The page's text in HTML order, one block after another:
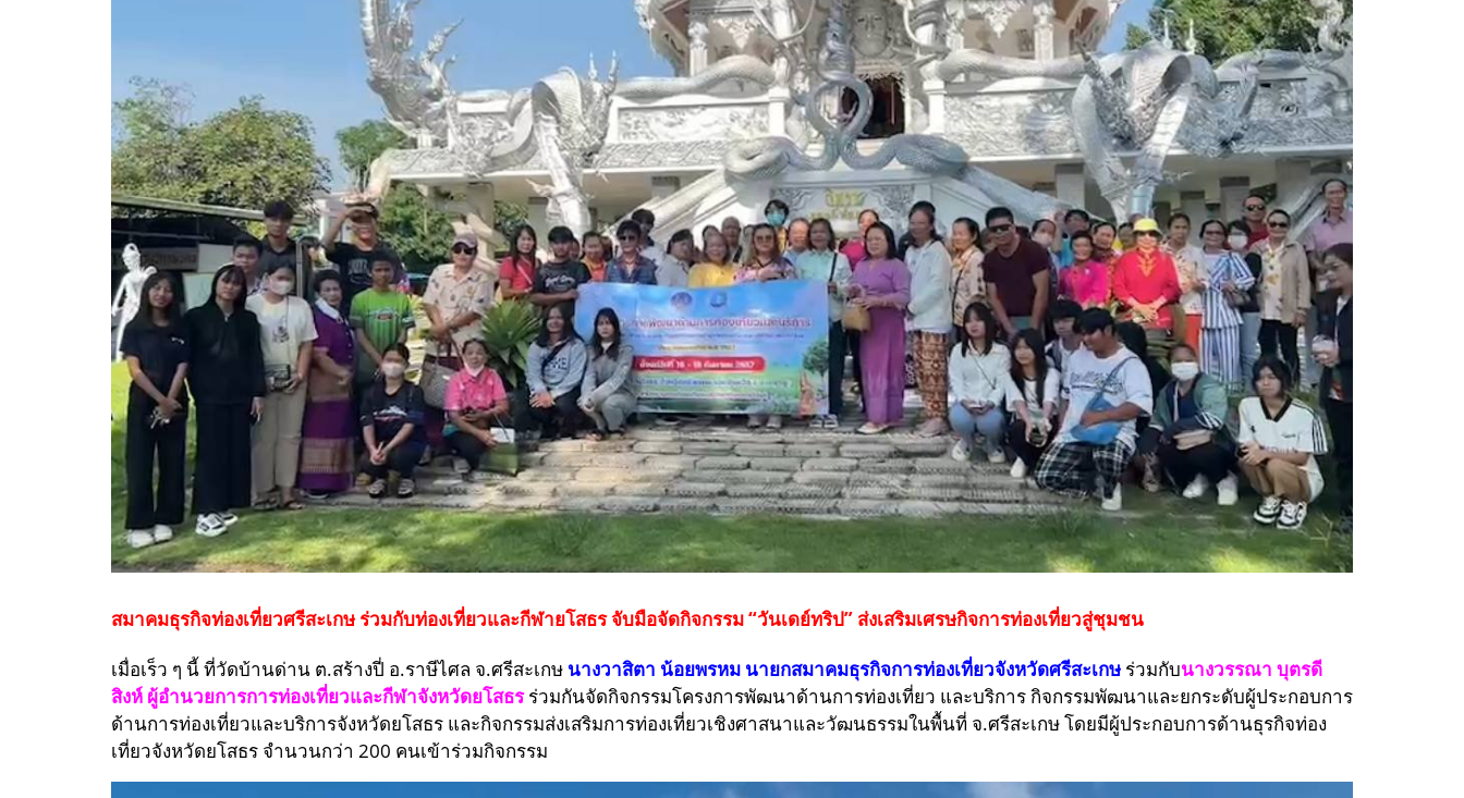
สมาคมธุรกิจท่องเที่ยวศรีสะเกษ ร่วมกับท่องเที่ยวและกีฬายโสธร จับมือจัดกิจกรรม “วันเดย์ทริป” ส่งเสริมเศรษกิจการท่องเที่ยวสู่ชุมชน
เมื่อเร็ว ๆ นี้ ที่วัดบ้านด่าน ต.สร้างปี่ อ.ราษีไศล จ.ศรีสะเกษ นางวาสิตา น้อยพรหม นายกสมาคมธุรกิจการท่องเที่ยวจังหวัดศรีสะเกษ ร่วมกับนางวรรณา บุตรดี
สิงห์ ผู้อำนวยการการท่องเที่ยวและกีฬาจังหวัดยโสธร ร่วมกันจัดกิจกรรมโครงการพัฒนาด้านการท่องเที่ยว และบริการ กิจกรรมพัฒนาและยกระดับผู้ประกอบการ
ด้านการท่องเที่ยวและบริการจังหวัดยโสธร และกิจกรรมส่งเสริมการท่องเที่ยวเชิงศาสนาและวัฒนธรรมในพื้นที่ จ.ศรีสะเกษ โดยมีผู้ประกอบการด้านธุรกิจท่อง
เที่ยวจังหวัดยโสธร จำนวนกว่า 200 คนเข้าร่วมกิจกรรม